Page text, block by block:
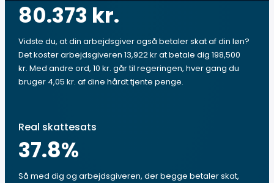
80.373 kr.
Vidste du, at din arbejdsgiver også betaler skat af din løn?
Det koster arbejdsgiveren 13,922 kr at betale dig 198,500
kr. Med andre ord, 10 kr. går til regeringen, hver gang du
bruger 4,05 kr. af dine hårdt tjente penge.
Real skattesats
37.8%
Så med dig og arbejdsgiveren, der begge betaler skat,